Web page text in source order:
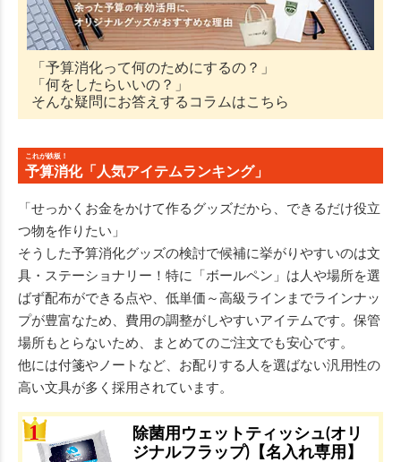
「予算消化って何のためにするの？」
「何をしたらいいの？」
そんな疑問にお答えするコラムはこちら
これが鉄板！
予算消化「人気アイテムランキング」
「せっかくお金をかけて作るグッズだから、できるだけ役立
つ物を作りたい」
そうした予算消化グッズの検討で候補に挙がりやすいのは文
具・ステーショナリー！特に「ボールペン」は人や場所を選
ばず配布ができる点や、低単価～高級ラインまでラインナッ
プが豊富なため、費用の調整がしやすいアイテムです。保管
場所もとらないため、まとめてのご注文でも安心です。
他には付箋やノートなど、お配りする人を選ばない汎用性の
高い文具が多く採用されています。
除菌用ウェットティッシュ(オリ
ジナルフラップ)【名入れ専用】